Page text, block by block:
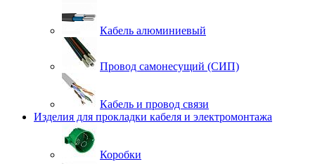
Кабель алюминиевый
Провод самонесущий (СИП)
Кабель и провод связи
Изделия для прокладки кабеля и электромонтажа
Коробки